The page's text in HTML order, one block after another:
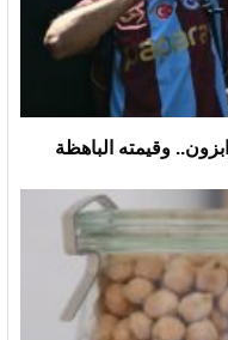
وقيمته الباهظة